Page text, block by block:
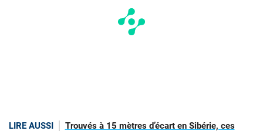
LIRE AUSSI
Trouvés à 15 mètres d’écart en Sibérie, ces